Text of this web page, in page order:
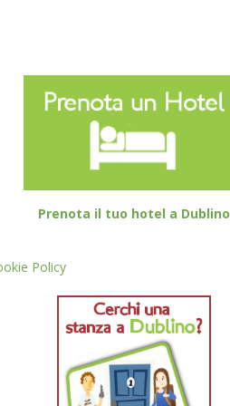
Prenota il tuo hotel a Dublino
Policy